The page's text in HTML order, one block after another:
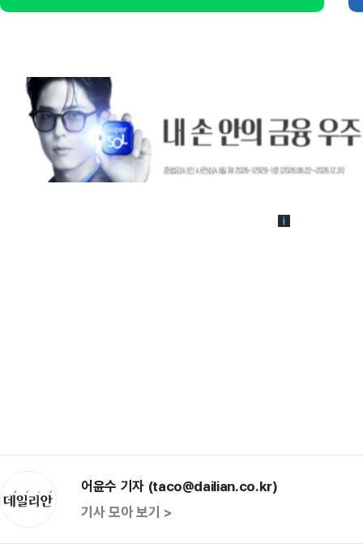
어윤수 기자 (taco@dailian.co.kr)
기사 모아 보기 >